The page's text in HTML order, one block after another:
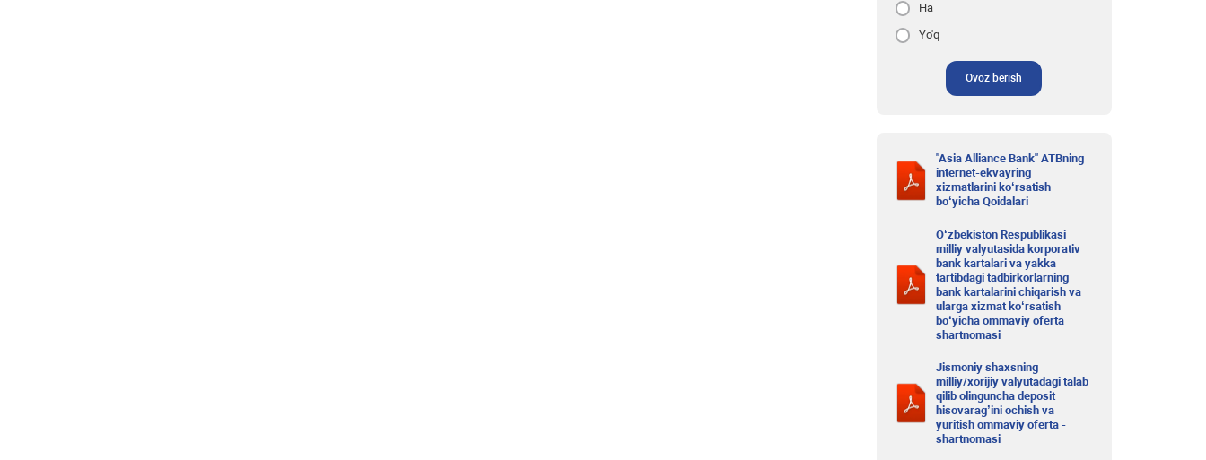
Ha
Yo'q
Ovoz berish
"Asia Alliance Bank" ATBning
internet-ekvayring
xizmatlarini ko‘rsatish
bo‘yicha Qoidalari
O‘zbekiston Respublikasi
milliy valyutasida korporativ
bank kartalari va yakka
tartibdagi tadbirkorlarning
bank kartalarini chiqarish va
ularga xizmat ko‘rsatish
bo‘yicha ommaviy oferta
shartnomasi
Jismoniy shaxsning
milliy/xorijiy valyutadagi talab
qilib olinguncha deposit
hisovarag’ini ochish va
yuritish ommaviy oferta -
shartnomasi